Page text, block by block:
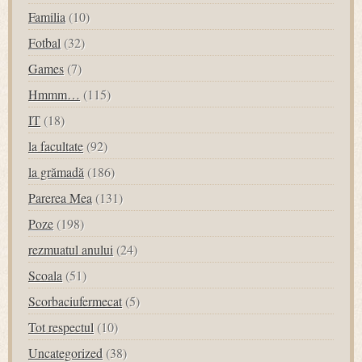
Familia (10)
Fotbal (32)
Games (7)
Hmmm… (115)
IT (18)
la facultate (92)
la grămadă (186)
Parerea Mea (131)
Poze (198)
rezmuatul anului (24)
Scoala (51)
Scorbaciufermecat(5)
Tot respectul (10)
Uncategorized (38)